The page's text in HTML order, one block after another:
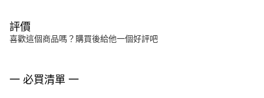
評價
喜歡這個商品嗎？購買後給他一個好評吧
一 必買清單 一